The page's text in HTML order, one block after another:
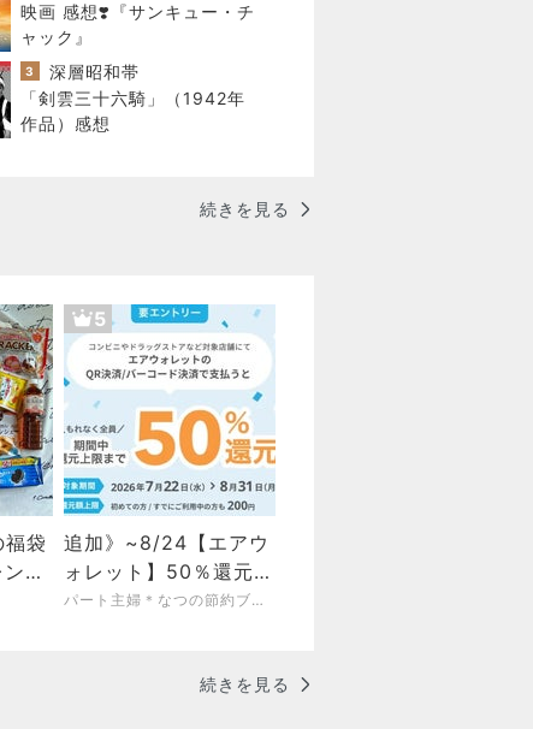
映画 感想❣️『サンキュー・チ
ャック』
3
深層昭和帯
「剣雲三十六騎」（1942年
作品）感想
続きを見る
袋
ジ
そ
5
追加》~8/24【エアウ
ォレット】50％還元・
30％還元・最大100％
パート主婦＊なつの節約ブログ＊低収入でも心豊かな暮らし
続きを見る